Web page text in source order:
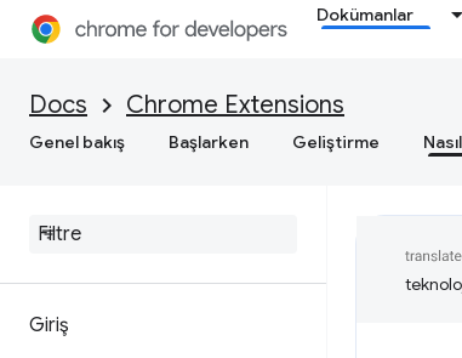
Dokümanlar
Docs Chrome Extensions
Genel bakış Başlarken Geliştirme
Giriş